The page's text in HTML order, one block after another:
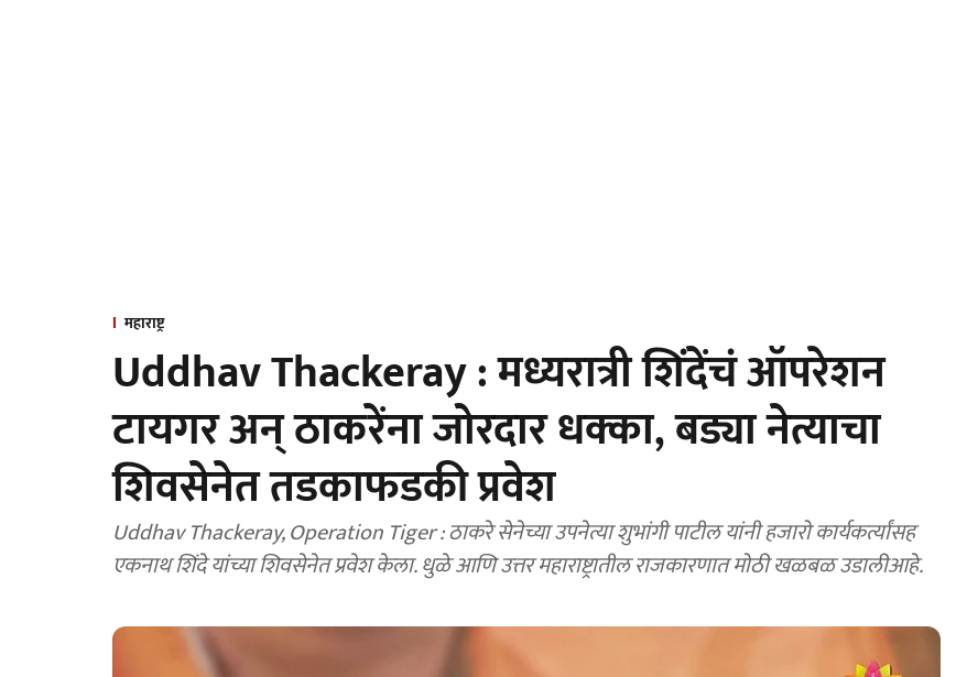
महाराष्ट्र
Uddhav Thackeray : मध्यरात्री शिंदेंचं ऑपरेशन
टायगर अन् ठाकरेंना जोरदार धक्का, बड्या नेत्याचा
शिवसेनेत तडकाफडकी प्रवेश
Uddhav Thackeray, Operation Tiger : ठाकरे सेनेच्या उपनेत्या शुभांगी पाटील यांनी हजारो कार्यकर्त्यांसह
एकनाथ शिंदे यांच्या शिवसेनेत प्रवेश केला. धुळे आणि उत्तर महाराष्ट्रातील राजकारणात मोठी खळबळ उडालीआहे.